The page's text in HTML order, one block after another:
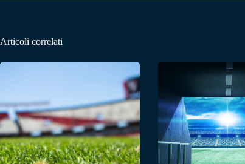
Articoli correlati